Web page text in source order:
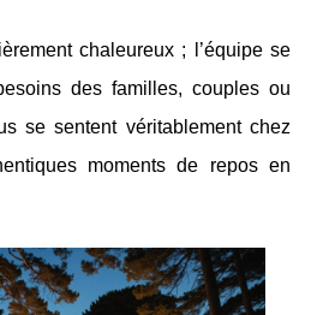
chaleureux ; l’équipe se
des familles, couples ou
se sentent véritablement chez
moments de repos en